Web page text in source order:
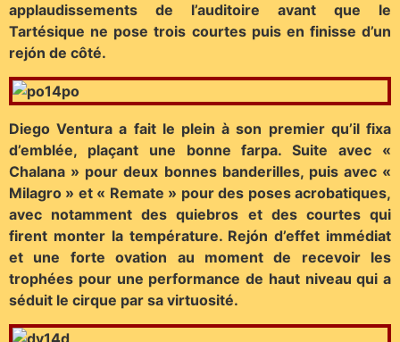
applaudissements de l’auditoire avant que le
Tartésique ne pose trois courtes puis en finisse d’un
rejón de côté.
Diego Ventura a fait le plein à son premier qu’il fixa
d’emblée, plaçant une bonne farpa. Suite avec «
Chalana » pour deux bonnes banderilles, puis avec «
Milagro » et « Remate » pour des poses acrobatiques,
avec notamment des quiebros et des courtes qui
firent monter la température. Rejón d’effet immédiat
et une forte ovation au moment de recevoir les
trophées pour une performance de haut niveau qui a
séduit le cirque par sa virtuosité.